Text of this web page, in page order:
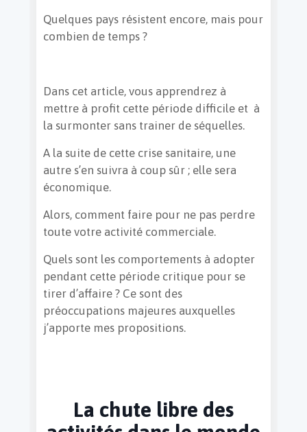
Quelques pays résistent encore, mais pour
combien de temps ?
Dans cet article, vous apprendrez à
mettre à profit cette période difficile et à
la surmonter sans trainer de séquelles.
A la suite de cette crise sanitaire, une
autre s’en suivra à coup sûr ; elle sera
économique.
Alors, comment faire pour ne pas perdre
toute votre activité commerciale.
Quels sont les comportements à adopter
pendant cette période critique pour se
tirer d’affaire ? Ce sont des
préoccupations majeures auxquelles
j’apporte mes propositions.
La chute libre des